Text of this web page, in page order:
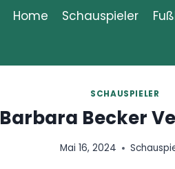
Home Schauspieler
SCHAUSPIELER
Barbara Becker
Mai 16, 2024